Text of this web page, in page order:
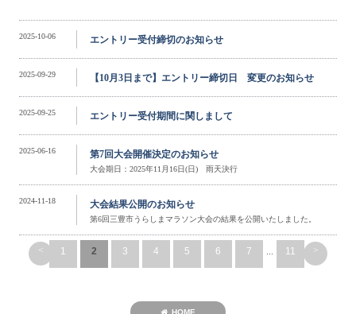
2025-10-06 エントリー受付締切のお知らせ
2025-09-29 【10月3日まで】エントリー締切日 変更のお知らせ
2025-09-25 エントリー受付期間に関しまして
2025-06-16 第7回大会開催決定のお知らせ
大会期日：2025年11月16日(日) 雨天決行
2024-11-18 大会結果公開のお知らせ
第6回三豊市うらしまマラソン大会の結果を公開いたしました。
< 1 2 3 4 5 6 7 ... 11 >
HOME